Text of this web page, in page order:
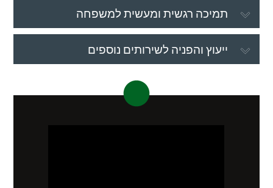
תמיכה רגשית ומעשית למשפחה
ייעוץ והפניה לשירותים נוספים